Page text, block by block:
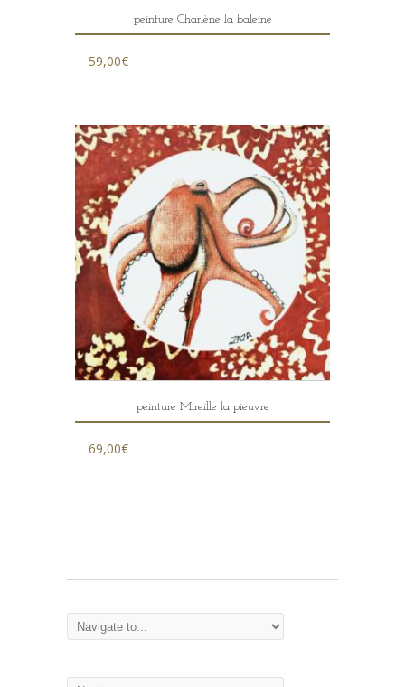
peinture Charlène la baleine
59,00€
peinture Mireille la pieuvre
69,00€